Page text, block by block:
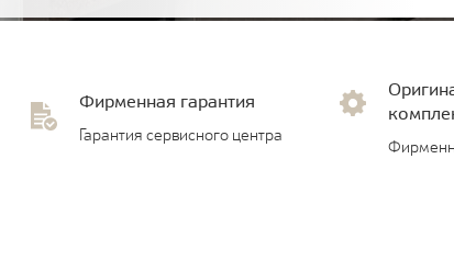
Фирменная гарантия
Гарантия сервисного центра